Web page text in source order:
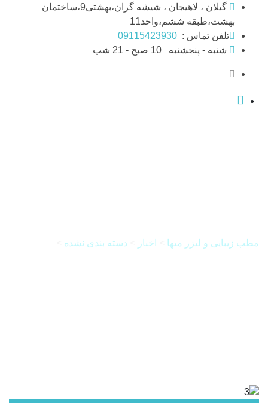
content
گیلان ، لاهیجان ، شیشه گران،بهشتی9،ساختمان
بهشت،طبقه ششم،واحد11
تلفن تماس : 09115423930
شنبه - پنجشنبه
مطب زیبایی و لیزر میها اخبار دسته بندی نشده